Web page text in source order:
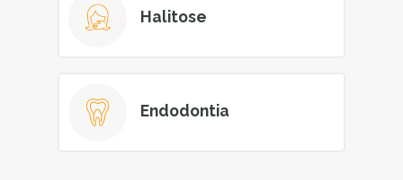
Halitose
Endodontia